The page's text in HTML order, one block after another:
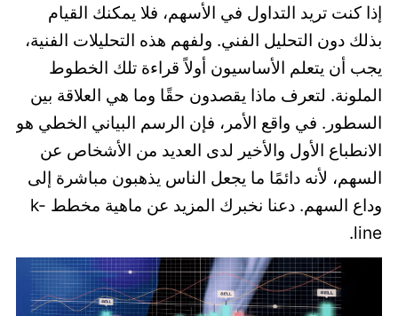
إذا كنت تريد التداول في الأسهم، فلا يمكنك القيام
بذلك دون التحليل الفني. ولفهم هذه التحليلات الفنية،
يجب أن يتعلم الأساسيون أولاً قراءة تلك الخطوط
الملونة. لتعرف ماذا يقصدون حقًا وما هي العلاقة بين
السطور. في واقع الأمر، فإن الرسم البياني الخطي هو
الانطباع الأول والأخير لدى العديد من الأشخاص عن
السهم، لأنه دائمًا ما يجعل الناس يذهبون مباشرة إلى
وداع السهم. دعنا نخبرك المزيد عن ماهية مخطط k-
line.